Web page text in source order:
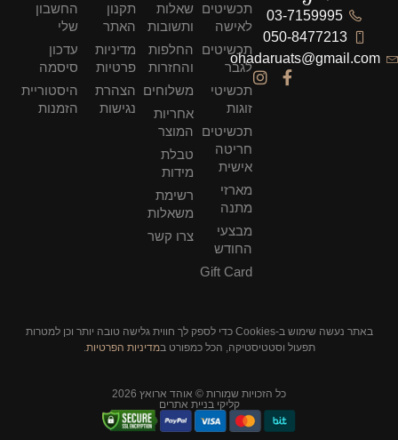
03-7159995
050-8477213
ohadaruats@gmail.com
תכשיטים
לאישה
תכשיטים
לגבר
תכשיטי
זוגות
תכשיטים
חריטה
אישית
מארזי
מתנה
מבצעי
החודש
Gift Card
שאלות
ותשובות
החלפות
והחזרות
משלוחים
אחריות
המוצר
טבלת
מידות
רשימת
משאלות
צרו קשר
תקנון
האתר
מדיניות
פרטיות
הצהרת
נגישות
החשבון
שלי
עדכון
סיסמה
היסטוריית
הזמנות
באתר נעשה שימוש ב-Cookies כדי לספק לך חווית גלישה טובה יותר וכן למטרות
תפעול וסטטיסטיקה, הכל כמפורט במדיניות הפרטיות.
כל הזכויות שמורות © אוהד ארואץ 2026
קליקי בניית אתרים